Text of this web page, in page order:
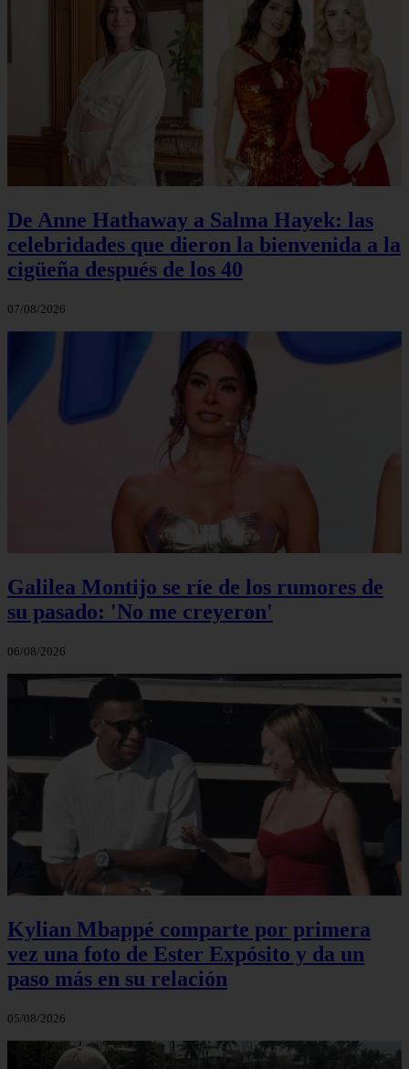
De Anne Hathaway a Salma Hayek: las
celebridades que dieron la bienvenida a la
cigüeña después de los 40
07/08/2026
Galilea Montijo se ríe de los rumores de
su pasado: 'No me creyeron'
06/08/2026
Kylian Mbappé comparte por primera
vez una foto de Ester Expósito y da un
paso más en su relación
05/08/2026